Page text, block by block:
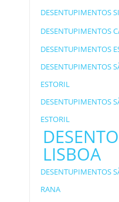
DESENTUPIMENTOS
DESENTUPIMENTOS
DESENTUPIMENTOS
DESENTUPIMENTOS
ESTORIL
DESENTUPIMENTOS
ESTORIL
LISBOA
DESENTUPIMENTOS
RANA